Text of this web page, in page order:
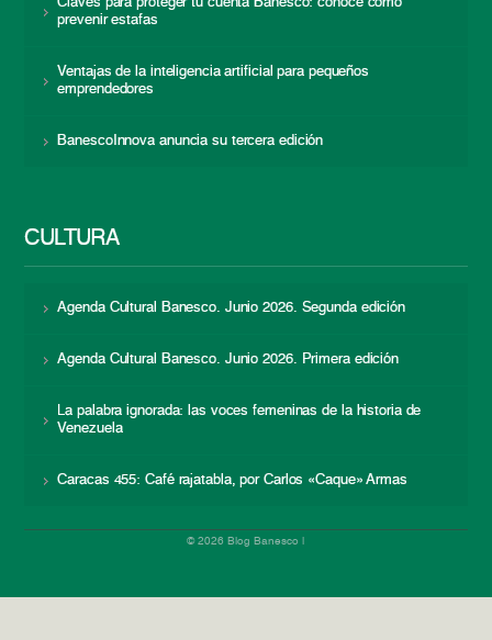
prevenir estafas
Ventajas de la inteligencia artificial para pequeños
emprendedores
BanescoInnova anuncia su tercera edición
CULTURA
Agenda Cultural Banesco. Junio 2026. Segunda edición
Agenda Cultural Banesco. Junio 2026. Primera edición
La palabra ignorada: las voces femeninas de la historia de
Venezuela
Caracas 455: Café rajatabla, por Carlos «Caque» Armas
© 2026 Blog Banesco |